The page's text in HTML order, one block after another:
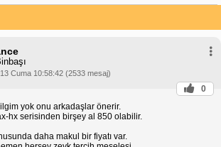
Cuma 10:58:42 (2533 mesaj)
0
yok onu arkadaşlar önerir.
hx serisinden birşey al 850 olabilir.
daha makul bir fiyatı var.